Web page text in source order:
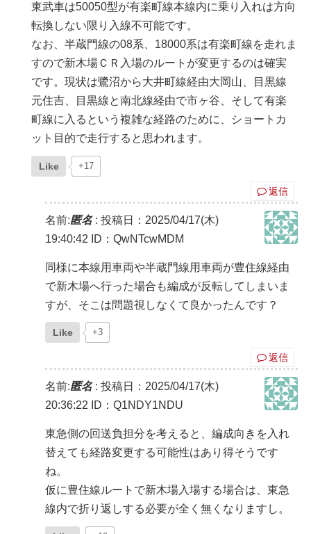
東武車は50050型が有楽町線本線内に乗り入れは方向
転換しない限り入線不可能です。
なお、半蔵門線の08系、18000系は有楽町線を走れま
すので新木場ＣＲ入場のルートが変更するのは確実
です。現状は鷺沼から大井町線経由大岡山、目黒線
元住吉、目黒線と南北線経由で市ヶ谷、そして有楽
町線に入るという複雑な経路のために、ショートカ
ット目的で走行すると思われます。
Like +17
返信
名前:匿名: 投稿日：2025/04/17(木)
19:40:42
ID：QwNTcwMDM
同様に本線用車両や半蔵門線用車両が豊住線経由
で新木場へ行った場合も編成が反転してしまいま
すが、そこは問題視しなくて良かったんです？
Like +3
返信
名前:匿名: 投稿日：2025/04/17(木)
20:36:22
ID：Q1NDY1NDU
東急側の回送負担分を考えると、編成向きを入れ
替えても経路変更する可能性はあり得そうです
ね。
仮に豊住線ルートで新木場入場する場合は、東急
線内で折り返しする必要が全く無くなりますし。